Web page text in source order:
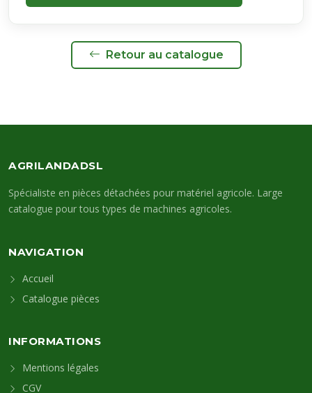
Retour au catalogue
AGRILANDADSL
Spécialiste en pièces détachées pour matériel agricole. Large
catalogue pour tous types de machines agricoles.
NAVIGATION
Accueil
Catalogue pièces
INFORMATIONS
Mentions légales
CGV